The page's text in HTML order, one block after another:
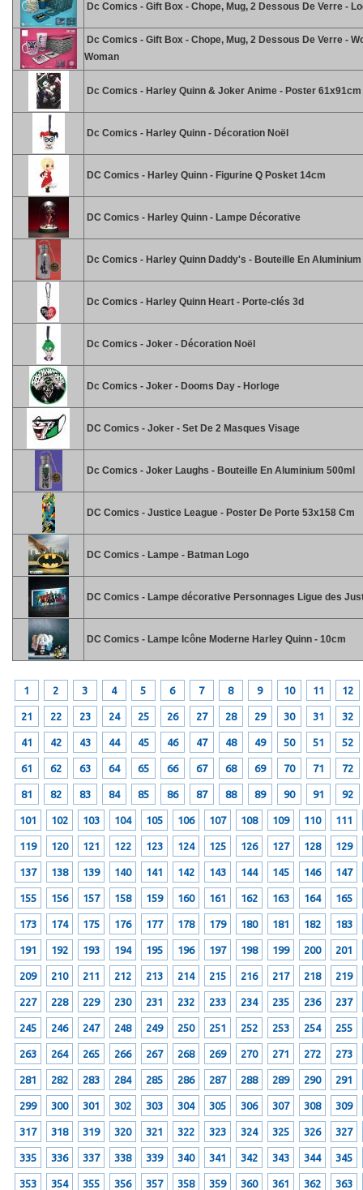
Dc Comics - Gift Box - Chope, Mug, 2 Dessous De Verre -
Dc Comics - Gift Box - Chope, Mug, 2 Dessous De Verre -
Woman
Dc Comics - Harley Quinn & Joker Anime - Poster 61x91cm
Dc Comics - Harley Quinn - Décoration Noël
DC Comics - Harley Quinn - Figurine Q Posket 14cm
DC Comics - Harley Quinn - Lampe Décorative
Dc Comics - Harley Quinn Daddy's - Bouteille En
Dc Comics - Harley Quinn Heart - Porte-clés 3d
Dc Comics - Joker - Décoration Noël
Dc Comics - Joker - Dooms Day - Horloge
DC Comics - Joker - Set De 2 Masques Visage
Dc Comics - Joker Laughs - Bouteille En Aluminium 500ml
DC Comics - Justice League - Poster De Porte 53x158 Cm
DC Comics - Lampe - Batman Logo
DC Comics - Lampe décorative Personnages Ligue des
DC Comics - Lampe Icône Moderne Harley Quinn - 10cm
1 2 3 4 5 6 7 8 9 10 11 12
21 22 23 24 25 26 27 28 29 30 31 32
41 42 43 44 45 46 47 48 49 50 51 52
61 62 63 64 65 66 67 68 69 70 71 72
81 82 83 84 85 86 87 88 89 90 91 92
101 102 103 104 105 106 107 108 109 110 111
119 120 121 122 123 124 125 126 127 128 129
137 138 139 140 141 142 143 144 145 146 147
155 156 157 158 159 160 161 162 163 164 165
173 174 175 176 177 178 179 180 181 182 183
191 192 193 194 195 196 197 198 199 200 201
209 210 211 212 213 214 215 216 217 218 219
227 228 229 230 231 232 233 234 235 236 237
245 246 247 248 249 250 251 252 253 254 255
263 264 265 266 267 268 269 270 271 272 273
281 282 283 284 285 286 287 288 289 290 291
299 300 301 302 303 304 305 306 307 308 309
317 318 319 320 321 322 323 324 325 326 327
335 336 337 338 339 340 341 342 343 344 345
353 354 355 356 357 358 359 360 361 362 363